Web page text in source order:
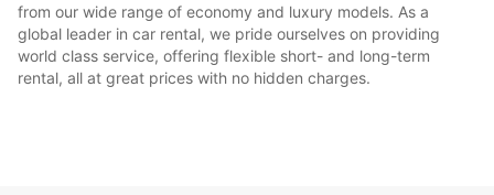
from our wide range of economy and luxury models. As a
global leader in car rental, we pride ourselves on providing
world class service, offering flexible short- and long-term
rental, all at great prices with no hidden charges.